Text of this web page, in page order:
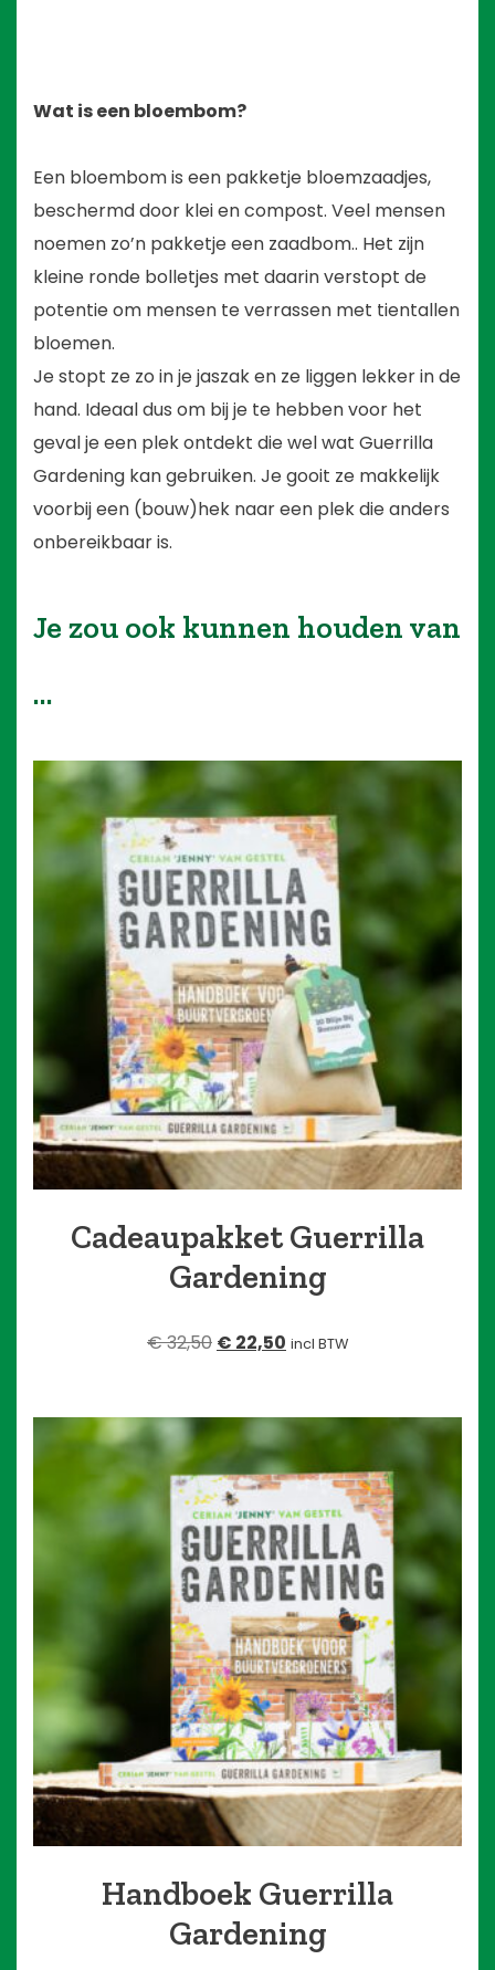
Wat is een bloembom?
Een bloembom is een pakketje bloemzaadjes,
beschermd door klei en compost. Veel mensen
noemen zo’n pakketje een zaadbom.. Het zijn
kleine ronde bolletjes met daarin verstopt de
potentie om mensen te verrassen met tientallen
bloemen.
Je stopt ze zo in je jaszak en ze liggen lekker in de
hand. Ideaal dus om bij je te hebben voor het
geval je een plek ontdekt die wel wat Guerrilla
Gardening kan gebruiken. Je gooit ze makkelijk
voorbij een (bouw)hek naar een plek die anders
onbereikbaar is.
Je zou ook kunnen houden van
…
Cadeaupakket Guerrilla
Gardening
€32,50 Oorspronkelijke
€ 32,50.
€ 22,50 Huidige
€ 22,50.
incl BTW
Handboek Guerrilla
Gardening